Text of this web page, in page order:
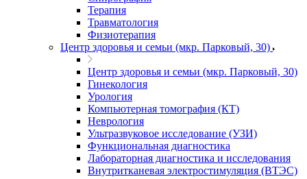
Терапия
Травматология
Физиотерапия
Центр здоровья и семьи (мкр. Парковый, 30)
Центр здоровья и семьи (мкр. Парковый, 30)
Гинекология
Урология
Компьютерная томография (КТ)
Неврология
Ультразвуковое исследование (УЗИ)
Функциональная диагностика
Лабораторная диагностика и исследования
Внутритканевая электростимуляция (ВТЭС)